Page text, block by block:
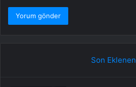
Son Eklenen